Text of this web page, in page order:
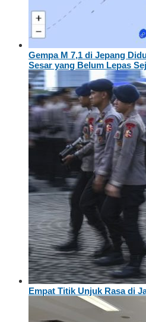
Gempa M 7,1 di Jepang
Sesar yang Belum Lepas
Empat Titik Unjuk Rasa di